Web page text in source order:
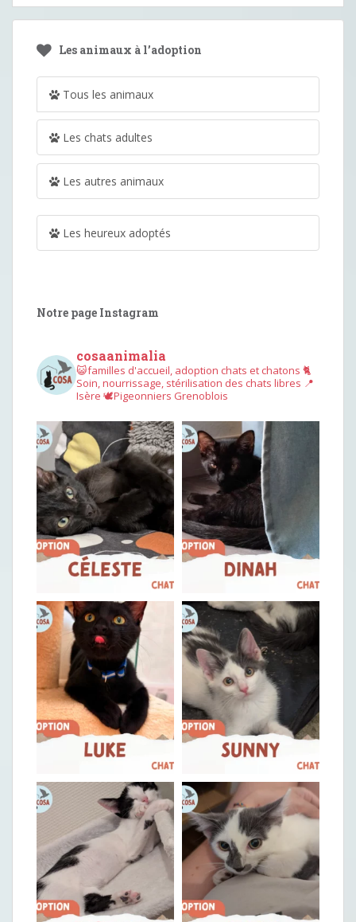
Les animaux à l’adoption
Tous les animaux
Les chats adultes
Les autres animaux
Les heureux adoptés
Notre page Instagram
cosaanimalia
😺familles d'accueil, adoption chats et chatons 🐈
Soin, nourrissage, stérilisation des chats libres 📍
Isère 🕊︎Pigeonniers Grenoblois